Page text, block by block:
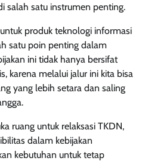
salah satu instrumen penting.
produk teknologi informasi
satu poin penting dalam
ini tidak hanya bersifat
karena melalui jalur ini kita bisa
yang lebih setara dan saling
ruang untuk relaksasi TKDN,
dalam kebijakan
kebutuhan untuk tetap